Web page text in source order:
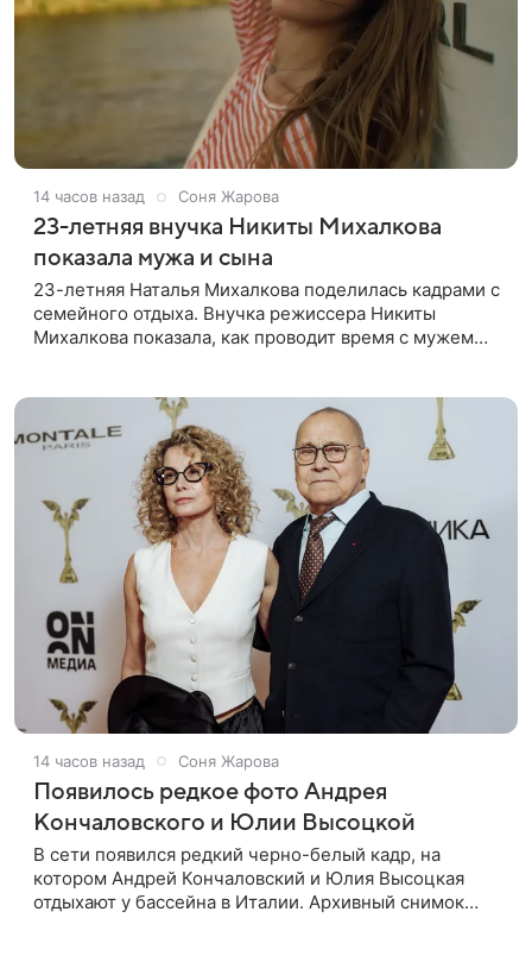
14 часов назад Соня Жарова
23-летняя внучка Никиты Михалкова
показала мужа и сына
23-летняя Наталья Михалкова поделилась кадрами с
семейного отдыха. Внучка режиссера Никиты
Михалкова показала, как проводит время с мужем
14 часов назад Соня Жарова
Появилось редкое фото Андрея
Кончаловского и Юлии Высоцкой
В сети появился редкий черно-белый кадр, на
котором Андрей Кончаловский и Юлия Высоцкая
отдыхают у бассейна в Италии. Архивный снимок